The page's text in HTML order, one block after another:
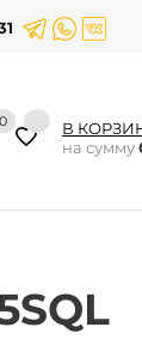
0 В
на сумму